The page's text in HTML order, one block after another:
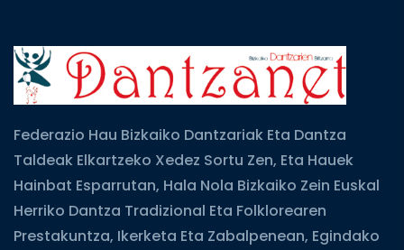
Federazio Hau Bizkaiko Dantzariak Eta Dantza
Taldeak Elkartzeko Xedez Sortu Zen, Eta Hauek
Hainbat Esparrutan, Hala Nola Bizkaiko Zein Euskal
Herriko Dantza Tradizional Eta Folklorearen
Prestakuntza, Ikerketa Eta Zabalpenean, Egindako